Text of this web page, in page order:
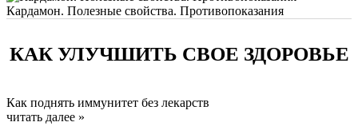
Кардамон. Полезные свойства. Противопоказания
КАК УЛУЧШИТЬ СВОЕ ЗДОРОВЬЕ
Как поднять иммунитет без лекарств
читать далее »